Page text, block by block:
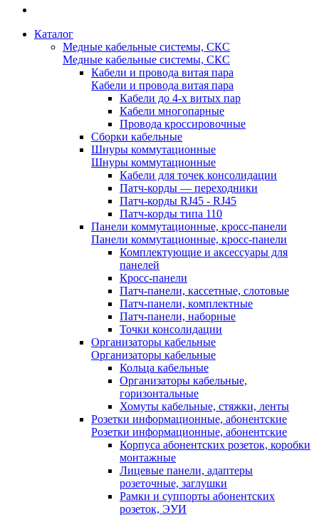
Каталог
Медные кабельные системы, СКС
Медные кабельные системы, СКС
Кабели и провода витая пара
Кабели и провода витая пара
Кабели до 4-х витых пар
Кабели многопарные
Провода кроссировочные
Сборки кабельные
Шнуры коммутационные
Шнуры коммутационные
Кабели для точек консолидации
Патч-корды — переходники
Патч-корды RJ45 - RJ45
Патч-корды типа 110
Панели коммутационные, кросс-панели
Панели коммутационные, кросс-панели
Комплектующие и аксессуары для
панелей
Кросс-панели
Патч-панели, кассетные, слотовые
Патч-панели, комплектные
Патч-панели, наборные
Точки консолидации
Организаторы кабельные
Организаторы кабельные
Кольца кабельные
Организаторы кабельные,
горизонтальные
Хомуты кабельные, стяжки, ленты
Розетки информационные, абонентские
Розетки информационные, абонентские
Корпуса абонентских розеток, коробки
монтажные
Лицевые панели, адаптеры
розеточные, заглушки
Рамки и суппорты абонентских
розеток, ЭУИ